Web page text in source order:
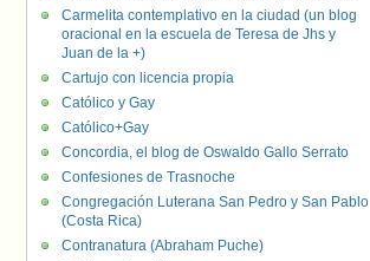
Carmelita contemplativo en la ciudad (un blog
oracional en la escuela de Teresa de Jhs y
Juan de la +)
Cartujo con licencia propia
Católico y Gay
Católico+Gay
Concordia, el blog de Oswaldo Gallo Serrato
Confesiones de Trasnoche
Congregación Luterana San Pedro y San Pablo
(Costa Rica)
Contranatura (Abraham Puche)